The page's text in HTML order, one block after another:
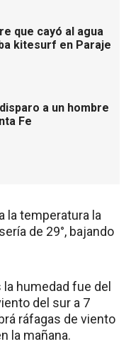
que cayó al agua
kitesurf en Paraje
a un hombre
Fe
la temperatura la
de 29°, bajando
humedad fue del
del sur a 7
ráfagas de viento
la mañana.